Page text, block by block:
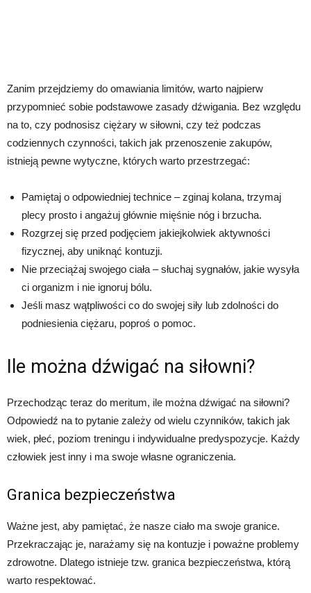
Zanim przejdziemy do omawiania limitów, warto najpierw
przypomnieć sobie podstawowe zasady dźwigania. Bez względu
na to, czy podnosisz ciężary w siłowni, czy też podczas
codziennych czynności, takich jak przenoszenie zakupów,
istnieją pewne wytyczne, których warto przestrzegać:
Pamiętaj o odpowiedniej technice – zginaj kolana, trzymaj
plecy prosto i angażuj głównie mięśnie nóg i brzucha.
Rozgrzej się przed podjęciem jakiejkolwiek aktywności
fizycznej, aby uniknąć kontuzji.
Nie przeciążaj swojego ciała – słuchaj sygnałów, jakie wysyła
ci organizm i nie ignoruj bólu.
Jeśli masz wątpliwości co do swojej siły lub zdolności do
podniesienia ciężaru, poproś o pomoc.
Ile można dźwigać na siłowni?
Przechodząc teraz do meritum, ile można dźwigać na siłowni?
Odpowiedź na to pytanie zależy od wielu czynników, takich jak
wiek, płeć, poziom treningu i indywidualne predyspozycje. Każdy
człowiek jest inny i ma swoje własne ograniczenia.
Granica bezpieczeństwa
Ważne jest, aby pamiętać, że nasze ciało ma swoje granice.
Przekraczając je, narażamy się na kontuzje i poważne problemy
zdrowotne. Dlatego istnieje tzw. granica bezpieczeństwa, którą
warto respektować.